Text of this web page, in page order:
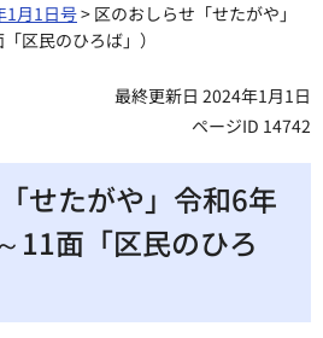
1月1日号> 区のおしらせ「せたがや」
区民のひろば」）
最終更新日 2024年1月1日
ページID 14742
せたがや」令和6年
11面「区民のひろ